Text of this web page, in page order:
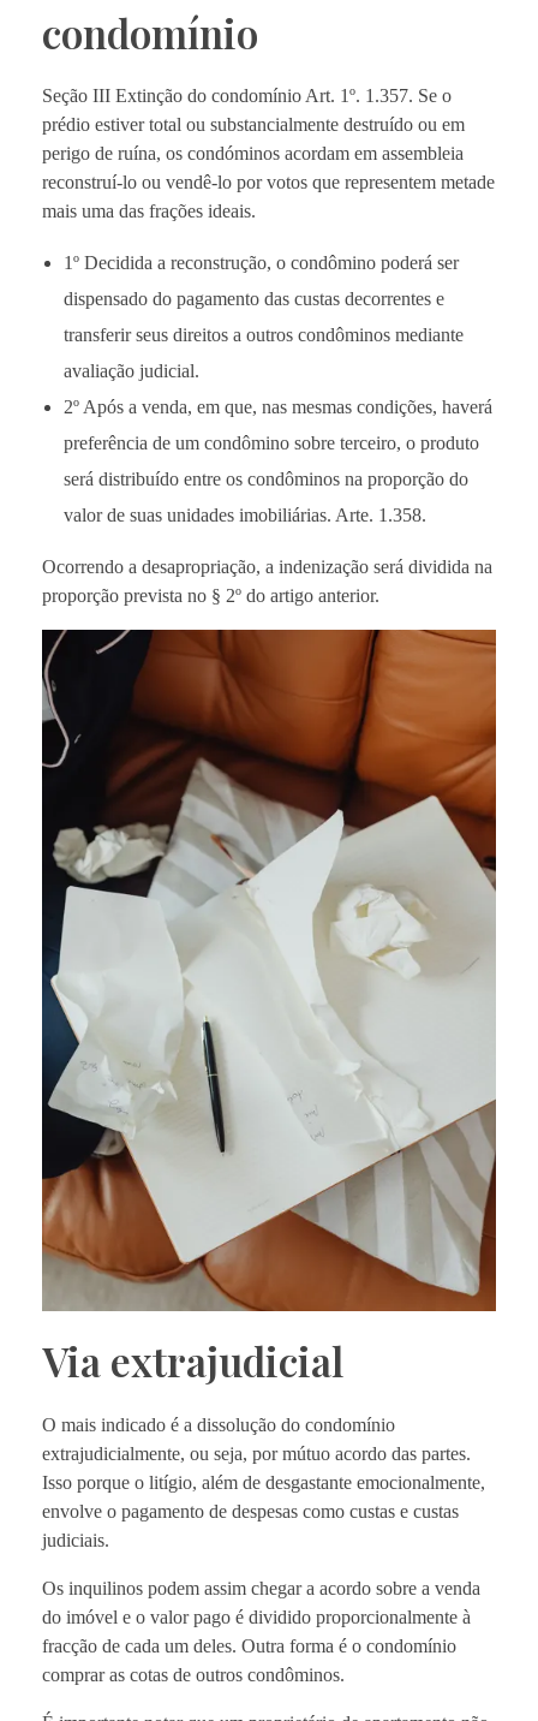
condomínio
Seção III Extinção do condomínio Art. 1º. 1.357. Se o
prédio estiver total ou substancialmente destruído ou em
perigo de ruína, os condóminos acordam em assembleia
reconstruí-lo ou vendê-lo por votos que representem metade
mais uma das frações ideais.
1º Decidida a reconstrução, o condômino poderá ser
dispensado do pagamento das custas decorrentes e
transferir seus direitos a outros condôminos mediante
avaliação judicial.
2º Após a venda, em que, nas mesmas condições, haverá
preferência de um condômino sobre terceiro, o produto
será distribuído entre os condôminos na proporção do
valor de suas unidades imobiliárias. Arte. 1.358.
Ocorrendo a desapropriação, a indenização será dividida na
proporção prevista no § 2º do artigo anterior.
Via extrajudicial
O mais indicado é a dissolução do condomínio
extrajudicialmente, ou seja, por mútuo acordo das partes.
Isso porque o litígio, além de desgastante emocionalmente,
envolve o pagamento de despesas como custas e custas
judiciais.
Os inquilinos podem assim chegar a acordo sobre a venda
do imóvel e o valor pago é dividido proporcionalmente à
fracção de cada um deles. Outra forma é o condomínio
comprar as cotas de outros condôminos.